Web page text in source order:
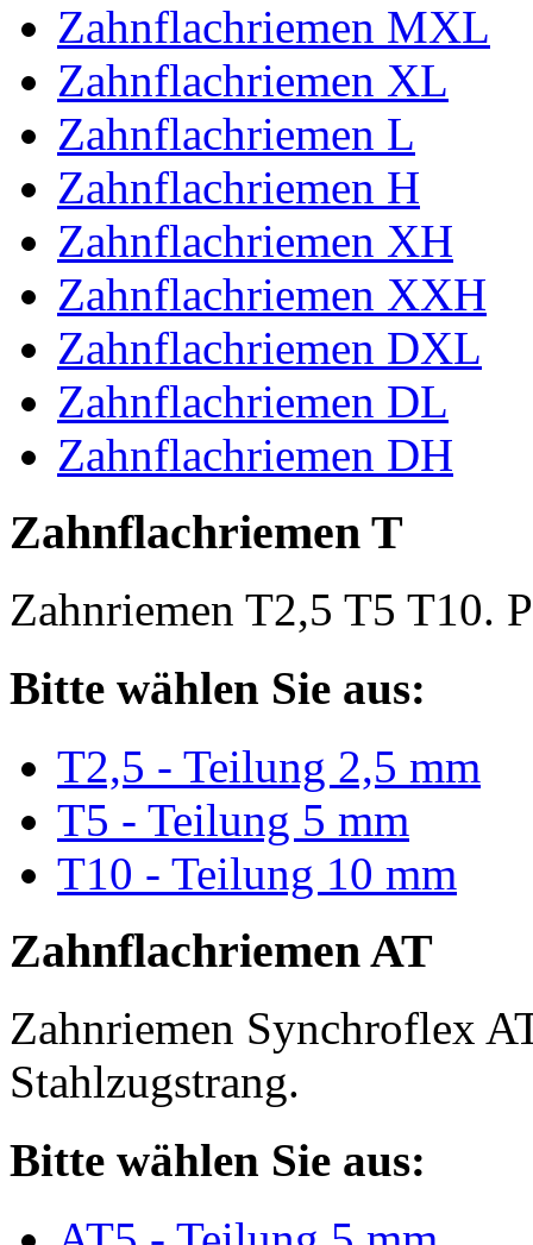
Zahnflachriemen MXL
Zahnflachriemen XL
Zahnflachriemen L
Zahnflachriemen H
Zahnflachriemen XH
Zahnflachriemen XXH
Zahnflachriemen DXL
Zahnflachriemen DL
Zahnflachriemen DH
Zahnflachriemen T
Zahnriemen T2,5 T5 T10.
Bitte wählen Sie aus:
T2,5 - Teilung 2,5 mm
T5 - Teilung 5 mm
T10 - Teilung 10 mm
Zahnflachriemen AT
Zahnriemen Synchroflex
Stahlzugstrang.
Bitte wählen Sie aus: